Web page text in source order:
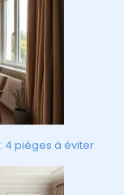
4 pièges à éviter